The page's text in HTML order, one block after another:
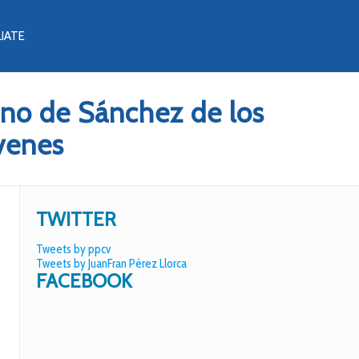
de Sánchez de los
TWITTER
Tweets by ppcv
Tweets by JuanFran Pérez Llorca
FACEBOOK